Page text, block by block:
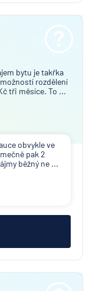
bytu je takřka
rozdělení
tři měsíce. To ...
obvykle ve
pak 2
běžný ne ...